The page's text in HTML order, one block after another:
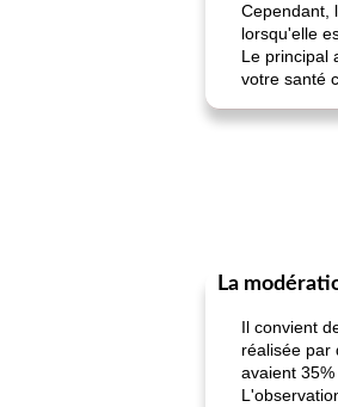
Cependant,
lorsqu'elle
Le principal
votre santé
La
Il convient
réalisée par
avaient